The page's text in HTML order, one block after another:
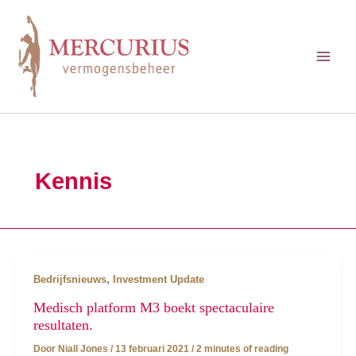
inhoud
Kennis
Bedrijfsnieuws, Investment Update
Medisch platform M3 boekt spectaculaire
resultaten.
Door Niall Jones / 13 februari 2021 / 2 minutes of reading